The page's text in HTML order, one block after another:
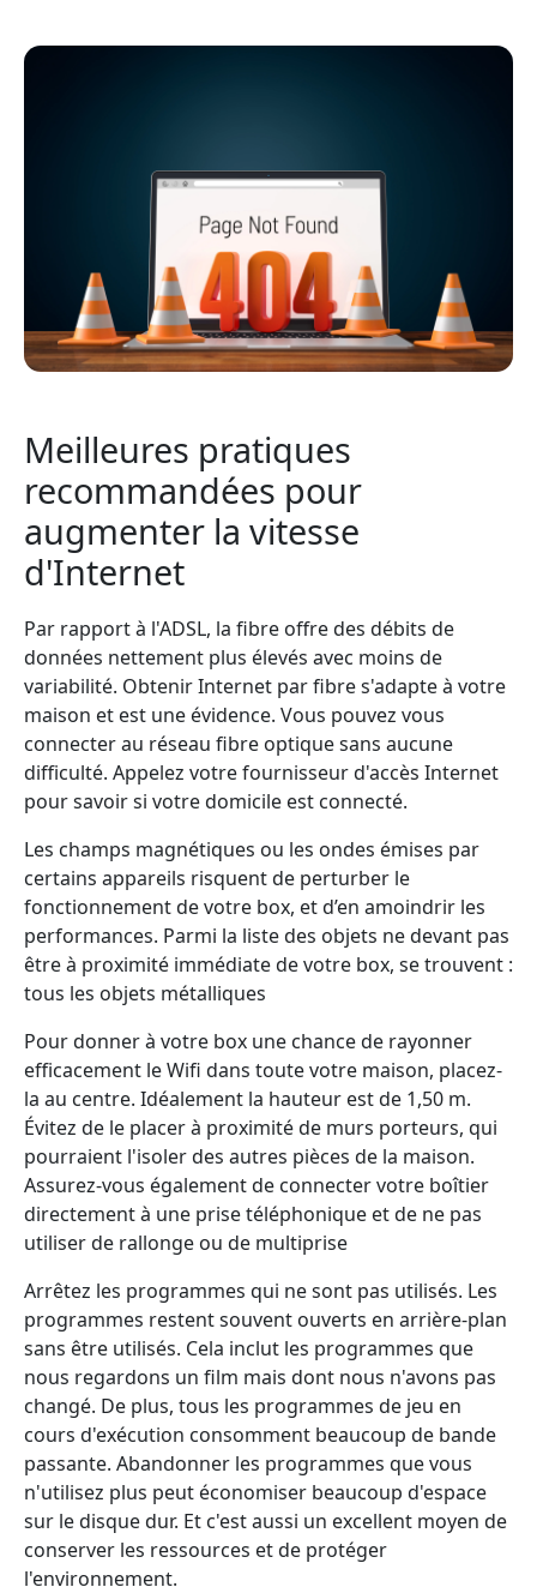
Meilleures pratiques
recommandées pour
augmenter la vitesse
d'Internet
Par rapport à l'ADSL, la fibre offre des débits de
données nettement plus élevés avec moins de
variabilité. Obtenir Internet par fibre s'adapte à votre
maison et est une évidence. Vous pouvez vous
connecter au réseau fibre optique sans aucune
difficulté. Appelez votre fournisseur d'accès Internet
pour savoir si votre domicile est connecté.
Les champs magnétiques ou les ondes émises par
certains appareils risquent de perturber le
fonctionnement de votre box, et d’en amoindrir les
performances. Parmi la liste des objets ne devant pas
être à proximité immédiate de votre box, se trouvent :
tous les objets métalliques
Pour donner à votre box une chance de rayonner
efficacement le Wifi dans toute votre maison, placez-
la au centre. Idéalement la hauteur est de 1,50 m.
Évitez de le placer à proximité de murs porteurs, qui
pourraient l'isoler des autres pièces de la maison.
Assurez-vous également de connecter votre boîtier
directement à une prise téléphonique et de ne pas
utiliser de rallonge ou de multiprise
Arrêtez les programmes qui ne sont pas utilisés. Les
programmes restent souvent ouverts en arrière-plan
sans être utilisés. Cela inclut les programmes que
nous regardons un film mais dont nous n'avons pas
changé. De plus, tous les programmes de jeu en
cours d'exécution consomment beaucoup de bande
passante. Abandonner les programmes que vous
n'utilisez plus peut économiser beaucoup d'espace
sur le disque dur. Et c'est aussi un excellent moyen de
conserver les ressources et de protéger
l'environnement.